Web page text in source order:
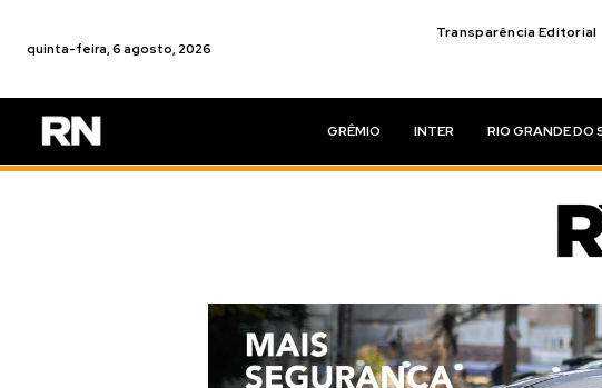
quinta-feira, 6 agosto, 2026
Transparência Editorial
GRÊMIO INTER RIO GRANDE DO